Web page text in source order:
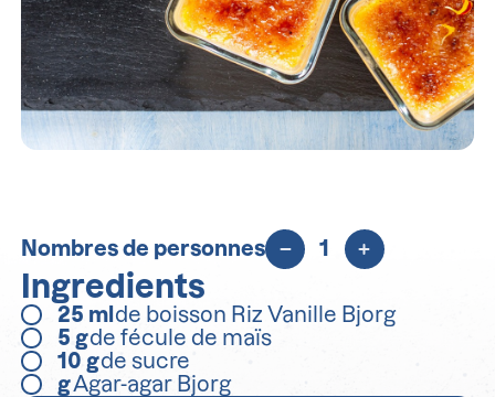
Nombres de personnes 1
Ingredients
25 ml de boisson Riz Vanille Bjorg
5 gde fécule de maïs
10 gde sucre
gAgar-agar Bjorg